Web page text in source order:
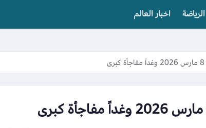
الرياضة اخبار العالم